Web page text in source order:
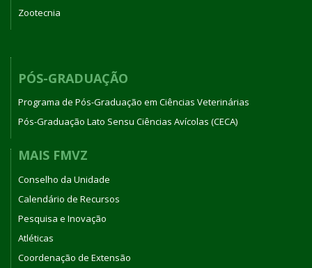
Zootecnia
PÓS-GRADUAÇÃO
Programa de Pós-Graduação em Ciências Veterinárias
Pós-Graduação Lato Sensu Ciências Avícolas (CECA)
MAIS FMVZ
Conselho da Unidade
Calendário de Recursos
Pesquisa e Inovação
Atléticas
Coordenação de Extensão